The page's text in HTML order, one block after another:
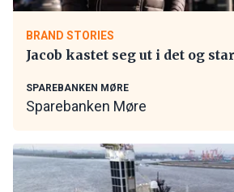
BRAND STORIES
Jacob kastet seg ut i det og
SPAREBANKEN MØRE
Sparebanken Møre